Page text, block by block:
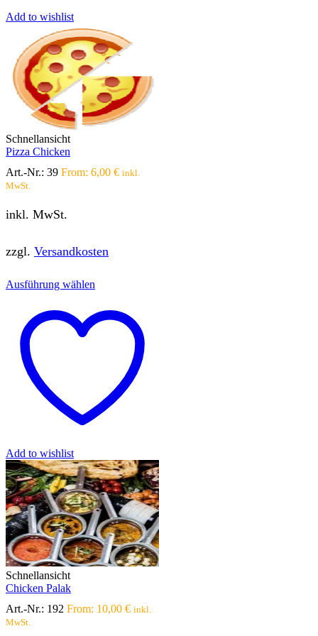
Add to wishlist
Schnellansicht
Pizza Chicken
Art.-Nr.: 39 From: 6,00 € inkl.
MwSt.
inkl. MwSt.
zzgl. Versandkosten
Ausführung wählen
weist
mehrere
Varianten
Optionen
können
auf
der
Add to wishlist
Schnellansicht
Chicken Palak
Art.-Nr.: 192 From: 10,00 € inkl.
MwSt.